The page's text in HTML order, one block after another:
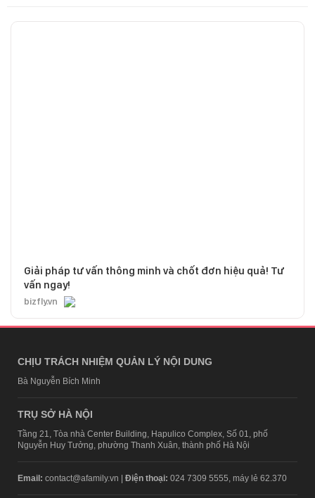
Giải pháp tư vấn thông minh và chốt đơn hiệu quả! Tư
vấn ngay!
bizfly.vn
CHỊU TRÁCH NHIỆM QUẢN LÝ NỘI DUNG
Bà Nguyễn Bích Minh
TRỤ SỞ HÀ NỘI
Tầng 21, Tòa nhà Center Building, Hapulico Complex, Số 01, phố
Nguyễn Huy Tưởng, phường Thanh Xuân, thành phố Hà Nội
Email: contact@afamily.vn | Điện thoại: 024 7309 5555, máy lẻ 62.370